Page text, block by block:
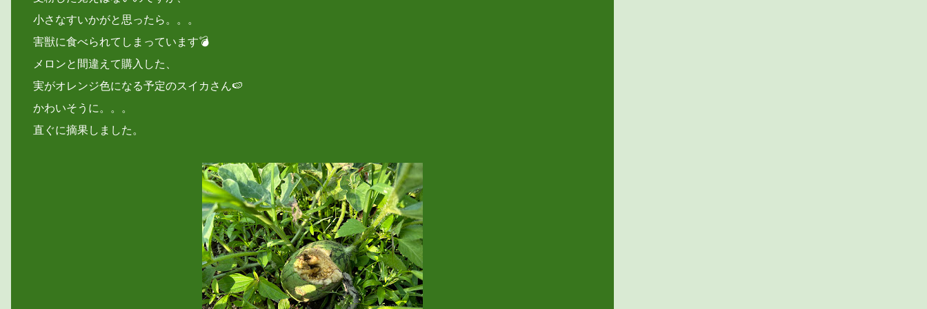
小さなすいかがと思ったら。。。
害獣に食べられてしまっています💣
メロンと間違えて購入した、
実がオレンジ色になる予定のスイカさん🍉
かわいそうに。。。
直ぐに摘果しました。